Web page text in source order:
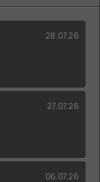
28.07.26
27.07.26
06.07.26